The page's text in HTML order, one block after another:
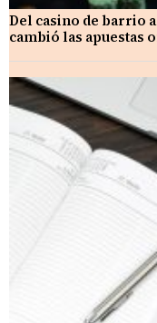
Del casino de barrio
cambió las apuestas